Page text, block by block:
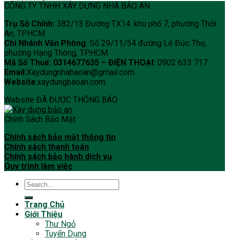
CÔNG TY TNHH XÂY DỰNG NHÀ BẢO AN
Trụ Sở Chính: 382/13 Đường TX14. khu phố 7, phường Thới
An, TP.HCM
Chi Nhánh Văn Phòng: Số 29/11/54 đường Lê Đức Thọ,
phường Hạng Thông, TP.HCM
Mã Số Thuế: 0314677635 – ĐIỆN THOẠI: 0902 633 717
Email:Xaydungnhabaoan@gmail.com
Website:xaydungbaoan.com
Website ĐÃ ĐƯỢC THÔNG BÁO
Chính Sách Bảo Mật
Chính sách bảo mật thông tin
Chính sách thanh toán
Chính sách bảo hành dịch vụ
Quy trình làm việc
Trang Chủ
Giới Thiệu
Thư Ngỏ
Tuyển Dụng